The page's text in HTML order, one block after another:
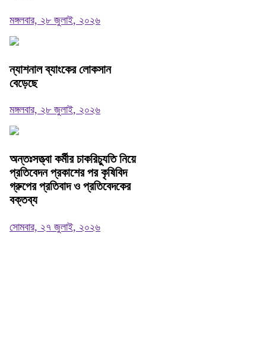
মঙ্গলবার, ২৮ জুলাই, ২০২৬
ন্যাশনাল ব্যাংকের লোকসান
বেড়েছে
মঙ্গলবার, ২৮ জুলাই, ২০২৬
অন্তঃসত্ত্বা কর্মীর চাকরিচ্যুতি নিয়ে
প্রতিবেদন প্রকাশের পর কৃষিবিদ
গ্রুপের প্রতিবাদ ও প্রতিবেদকের
বক্তব্য
সোমবার, ২৭ জুলাই, ২০২৬